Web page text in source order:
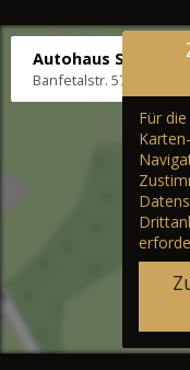
Autohaus Stenger
Banfetalstr. 57, 57334
Für